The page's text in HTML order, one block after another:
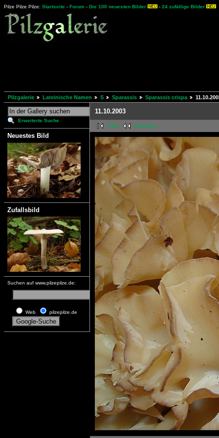
Pilze Pilze Pilze: Startseite - Forum - Die 100 neuesten Bilder - 24 zufällige Bilder
Pilzgalerie Lateinische Namen S Sparassis Sparassis crispa
Erweiterte Suche
Neuestes Bild
Zufallsbild
Suchen auf www.pilzepilze.de:
Web pilzepilze.de
11.10.2003
erste vorherige